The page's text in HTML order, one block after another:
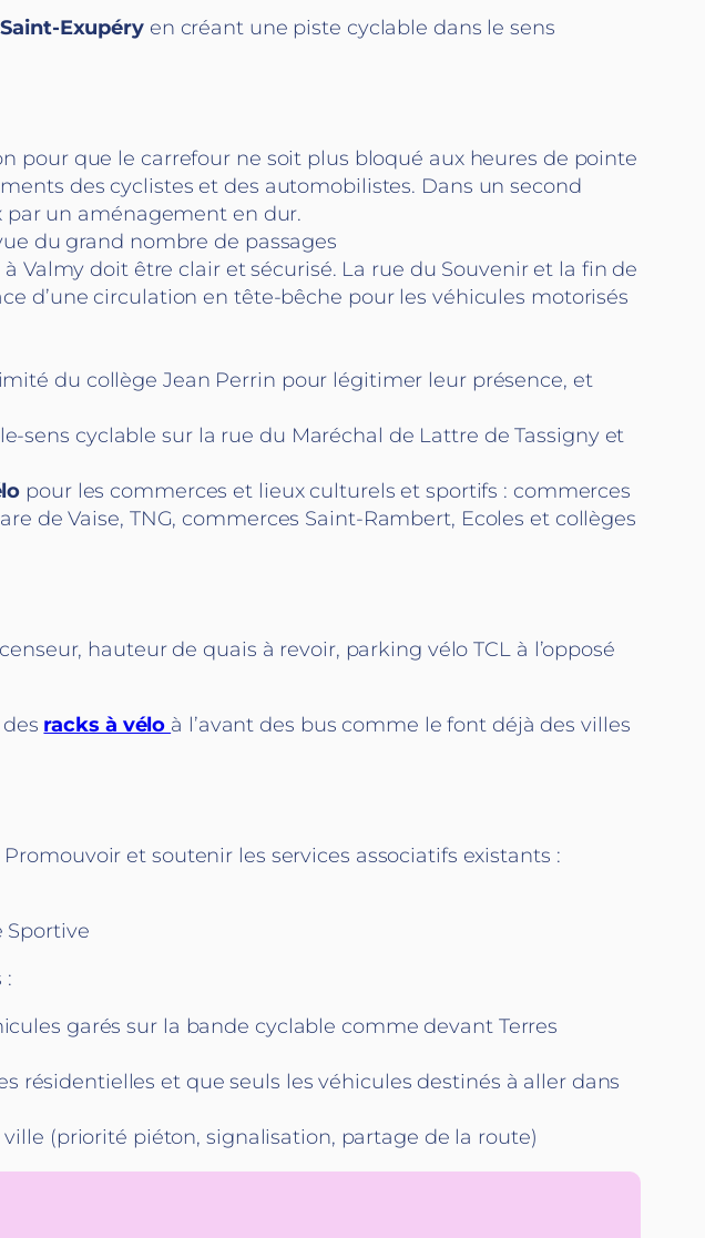
Exupéryen créant une piste cyclable dans le sens
que le carrefour ne soit plus bloqué aux heures de pointe
des cyclistes et des automobilistes. Dans un second
par un aménagement en dur.
du grand nombre de passages
à Valmy doit être clair et sécurisé. La rue du Souvenir et la fin de
d’une circulation en tête-bêche pour les véhicules motorisés
du collège Jean Perrin pour légitimer leur présence, et
sens cyclable sur la rue du Maréchal de Lattre de Tassigny et
pour les commerces et lieux culturels et sportifs : commerces
de Vaise, TNG, commerces Saint-Rambert, Ecoles et collèges
hauteur de quais à revoir, parking vélo TCL à l’opposé
racks à vélo à l’avant des bus comme le font déjà des villes
et soutenir les services associatifs existants :
Sportive
:
garés sur la bande cyclable comme devant Terres
résidentielles et que seuls les véhicules destinés à aller dans
(priorité piéton, signalisation, partage de la route)